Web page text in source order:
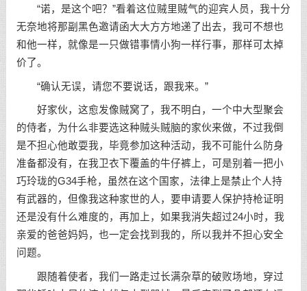
“诺，是这个吧？”看着这位贼里贼气的迎宾人员，我十分
无奈地将那副黑色邀请函大大方方地递了出去，我可不想也
和他一样，就像是一只做错事情小狗一样行事，那样可太掉
价了。
“确认无误，请您不要说话，跟我来。”
好家伙，这愈发像贼窝了，我不明白，一个中大型聚会
的侍者，为什么非要选这种贼头贼脑的家伙来做，不过我倒
是不担心他敢耍我，毕竟参加这种活动，我不可能什么防身
准备都没有，在我卫衣下覆盖的牛仔裤上，可是别着一把小
巧玲珑的G34手枪，虽然在这个国家，法律上是禁止个人持
有武器的，但像我这种家世的人，要申请要人保护持枪证明
还是没有什么难度的，再加上，如果我消失超过24小时，我
亲爱的爸爸妈妈，也一定会找到我的，所以我并不担心安全
问题。
跟随着使者，我们一路走过长满杂草的破败场地，穿过